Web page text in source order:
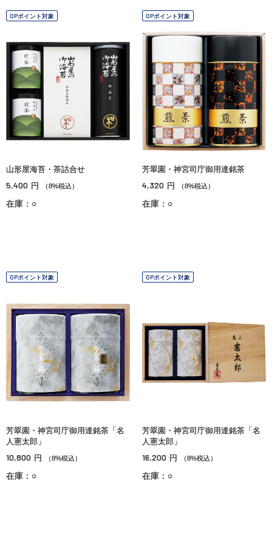
OPポイント対象
山形屋海苔・茶詰合せ
5,400 円 （8%税込）
在庫：○
OPポイント対象
芳翠園・神宮司庁御用達銘茶
4,320 円 （8%税込）
在庫：○
OPポイント対象
芳翠園・神宮司庁御用達銘茶「名
人憲太郎」
10,800 円 （8%税込）
在庫：○
OPポイント対象
芳翠園・神宮司庁御用達銘茶「名
人憲太郎」
16,200 円 （8%税込）
在庫：○